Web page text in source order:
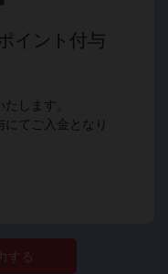
イント付与
します。
てご入金となり
する